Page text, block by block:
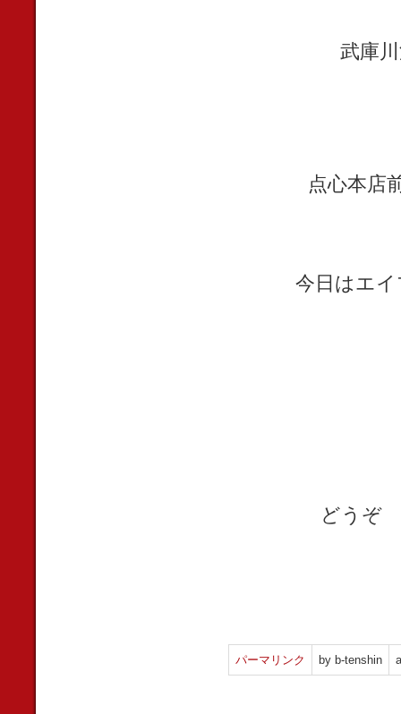
武庫
点心本店
今日はエ
どうぞ
パーマリンク by b-tenshin